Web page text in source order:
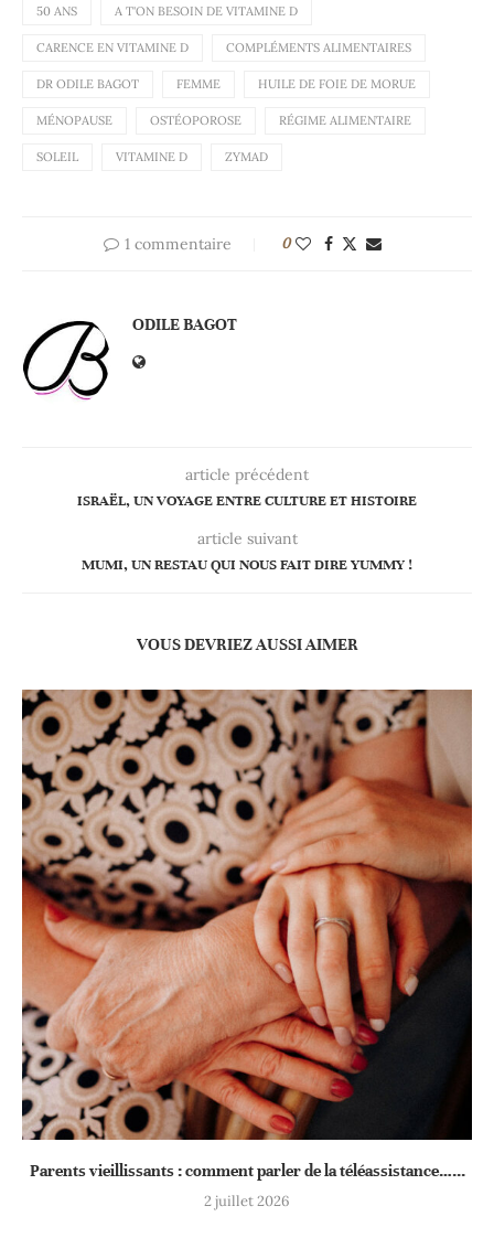
50 ANS A T'ON BESOIN DE VITAMINE D
CARENCE EN VITAMINE D COMPLÉMENTS ALIMENTAIRES
DR ODILE BAGOT FEMME HUILE DE FOIE DE MORUE
MÉNOPAUSE OSTÉOPOROSE RÉGIME ALIMENTAIRE
SOLEIL VITAMINE D ZYMAD
1 commentaire 0
ODILE BAGOT
article précédent
ISRAËL, UN VOYAGE ENTRE CULTURE ET HISTOIRE
article suivant
MUMI, UN RESTAU QUI NOUS FAIT DIRE YUMMY !
VOUS DEVRIEZ AUSSI AIMER
Parents vieillissants : comment parler de la téléassistance…...
2 juillet 2026